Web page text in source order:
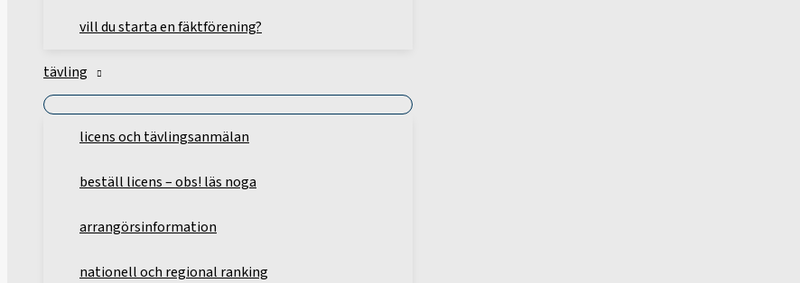
vill du starta en fäktförening?
tävling
licens och tävlingsanmälan
beställ licens – obs! läs noga
arrangörsinformation
nationell och regional ranking